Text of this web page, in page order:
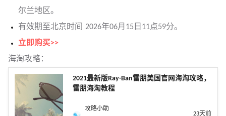
尔兰地区。
有效期至北京时间 2026年06月15日11点59分。
立即购买>>
海淘攻略：
2021最新版Ray-Ban雷朋美国官网海淘攻略，
雷朋海淘教程
攻略小助
23天前